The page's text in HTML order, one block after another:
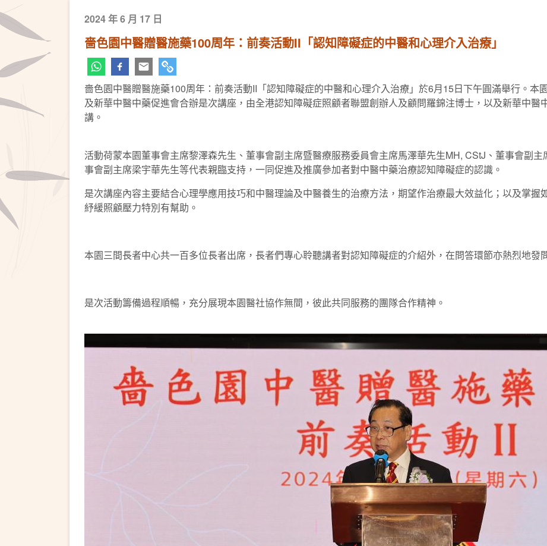
2024 年 6 月 17 日
嗇色園中醫贈醫施藥100周年：前奏活動II「認知障礙症的中醫和心理介入治療」
嗇色園中醫贈醫施藥100周年：前奏活動II「認知障礙症的中醫和心理介入治療」於6月15日下午圓滿舉行。本
及新華中醫中藥促進會合辦是次講座，由全港認知障礙症照顧者聯盟創辦人及顧問羅錦注博士，以及新華中醫
講。
活動荷蒙本園董事會主席黎澤森先生、董事會副主席暨醫療服務委員會主席馬澤華先生MH, CStJ、董事會副
事會副主席梁宇華先生等代表親臨支持，一同促進及推廣參加者對中醫中藥治療認知障礙症的認識。
是次講座內容主要結合心理學應用技巧和中醫理論及中醫養生的治療方法，期望作治療最大效益化；以及掌
紓緩照顧壓力特別有幫助。
本園三間長者中心共一百多位長者出席，長者們專心聆聽講者對認知障礙症的介紹外，在問答環節亦熱烈地發
是次活動籌備過程順暢，充分展現本園醫社協作無間，彼此共同服務的團隊合作精神。